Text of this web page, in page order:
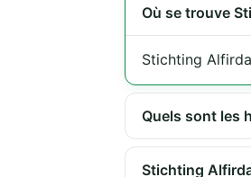
Où se trouve
Stichting
Quels sont les
Stichting